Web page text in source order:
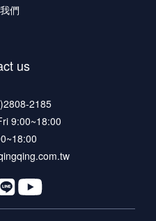
們
us
2185
9:00~18:00